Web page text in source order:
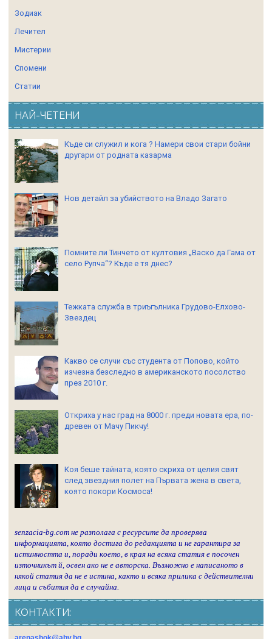
Зодиак
Лечител
Мистерии
Спомени
Статии
НАЙ-ЧЕТЕНИ
Къде си служил и кога ? Намери свои стари бойни
другари от родната казарма
Нов детайл за убийството на Владо Загато
Помните ли Тинчето от култовия „Васко да Гама от
село Рупча“? Къде е тя днес?
Тежката служба в триъгълника Грудово-Елхово-
Звездец
Какво се случи със студента от Попово, който
изчезна безследно в американското посолство
през 2010 г.
Откриха у нас град на 8000 г. преди новата ера, по-
древен от Мачу Пикчу!
Коя беше тайната, която скриха от целия свят
след звездния полет на Първата жена в света,
която покори Космоса!
senzacia-bg.com не разполага с ресурсите да проверява
информацията, която достига до редакцията и не гарантира за
истинността и, поради което, в края на всяка статия е посочен
източникът й, освен ако не е авторска. Възможно е написаното в
някой статия да не е истина, както и всяка прилика с действителни
лица и събития да е случайна.
КОНТАКТИ: